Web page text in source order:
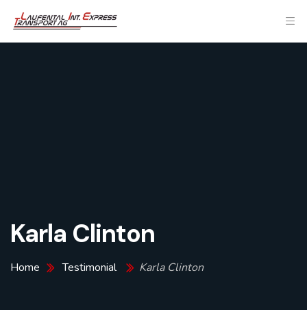
Karla Clinton
Home Testimonial Karla Clinton